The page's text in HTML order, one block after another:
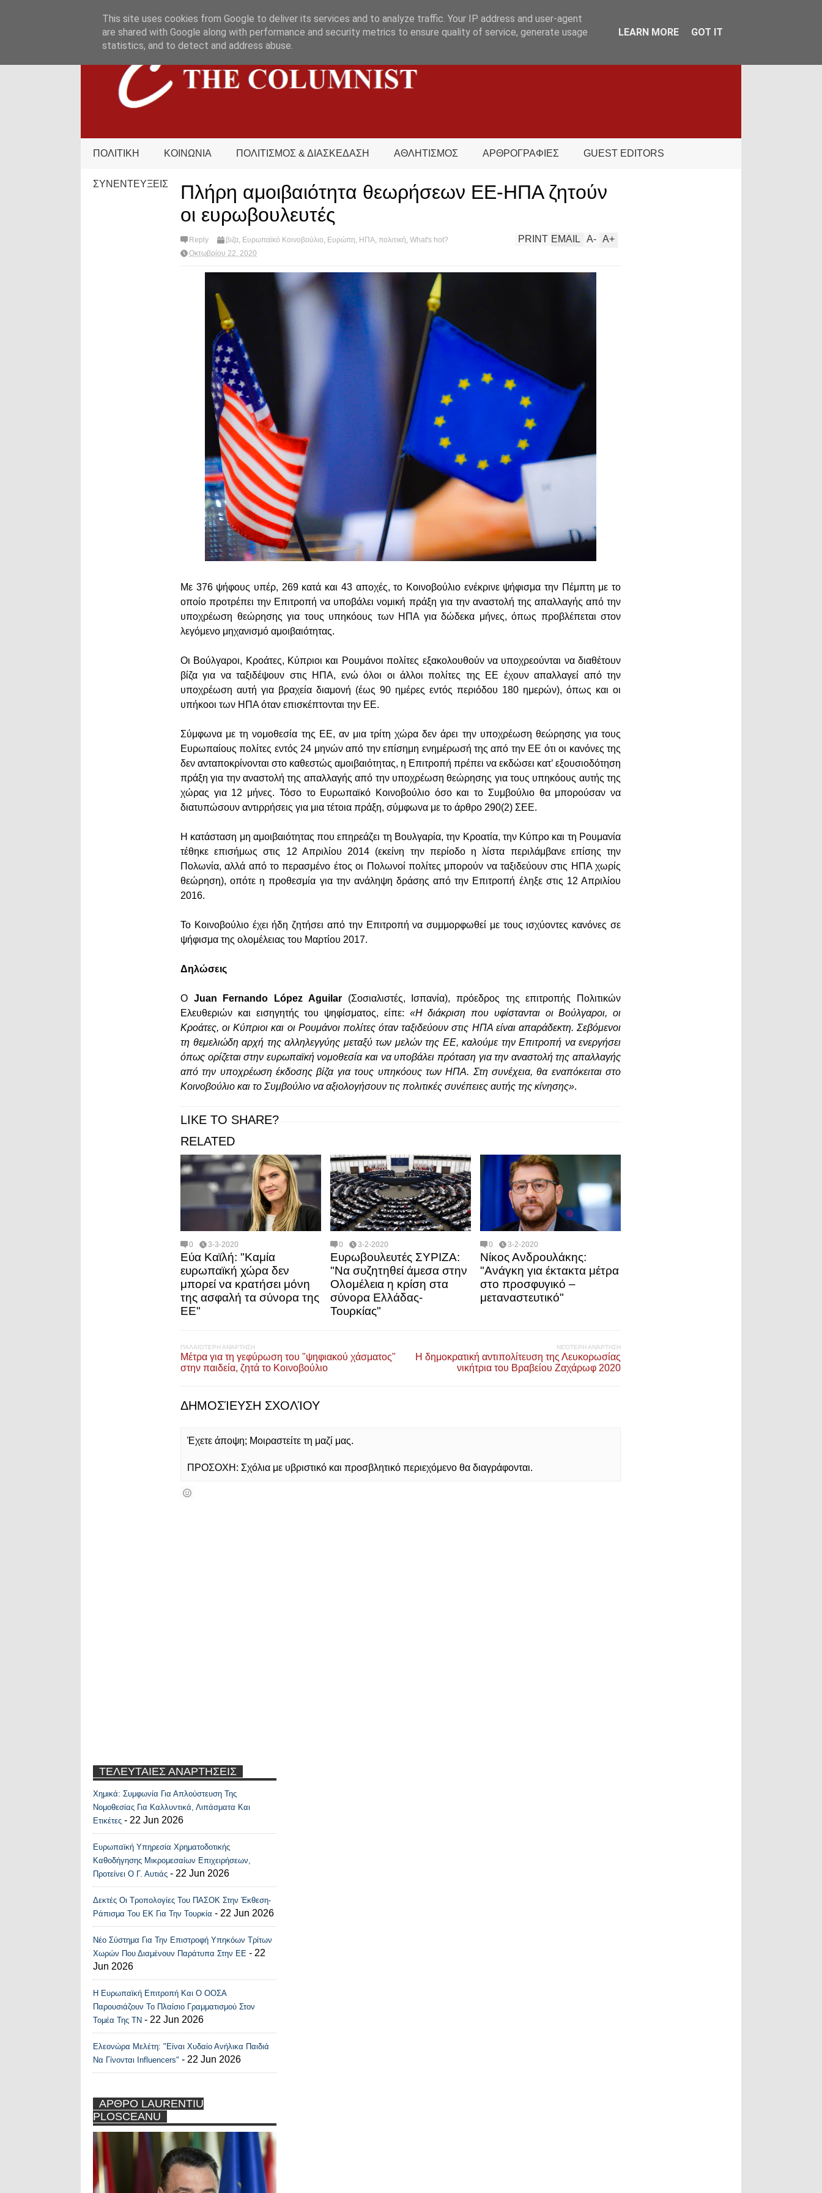
ΠΟΛΙΤΙΚΗ ΚΟΙΝΩΝΙΑ ΠΟΛΙΤΙΣΜΟΣ & ΔΙΑΣΚΕΔΑΣΗ ΑΘΛΗΤΙΣΜΟΣ ΑΡΘΡΟΓΡΑΦΙΕΣ GUEST EDITORS
ΣΥΝΕΝΤΕΥΞΕΙΣ
Πλήρη αμοιβαιότητα θεωρήσεων ΕΕ-ΗΠΑ ζητούν
οι ευρωβουλευτές
Reply βιζα Ευρωπαϊκό Κοινοβούλιο Ευρώπη ΗΠΑ πολιτική What's hot?
Οκτωβρίου 22, 2020
A+
A-
EMAIL
PRINT
Με 376 ψήφους υπέρ, 269 κατά και 43 αποχές, το Κοινοβούλιο ενέκρινε ψήφισμα την Πέμπτη με το
οποίο προτρέπει την Επιτροπή να υποβάλει νομική πράξη για την αναστολή της απαλλαγής από την
υποχρέωση θεώρησης για τους υπηκόους των ΗΠΑ για δώδεκα μήνες, όπως προβλέπεται στον
λεγόμενο μηχανισμό αμοιβαιότητας.
Οι Βούλγαροι, Κροάτες, Κύπριοι και Ρουμάνοι πολίτες εξακολουθούν να υποχρεούνται να διαθέτουν
βίζα για να ταξιδέψουν στις ΗΠΑ, ενώ όλοι οι άλλοι πολίτες της ΕΕ έχουν απαλλαγεί από την
υποχρέωση αυτή για βραχεία διαμονή (έως 90 ημέρες εντός περιόδου 180 ημερών), όπως και οι
υπήκοοι των ΗΠΑ όταν επισκέπτονται την ΕΕ.
Σύμφωνα με τη νομοθεσία της ΕΕ, αν μια τρίτη χώρα δεν άρει την υποχρέωση θεώρησης για τους
Ευρωπαίους πολίτες εντός 24 μηνών από την επίσημη ενημέρωσή της από την ΕΕ ότι οι κανόνες της
δεν ανταποκρίνονται στο καθεστώς αμοιβαιότητας, η Επιτροπή πρέπει να εκδώσει κατ’ εξουσιοδότηση
πράξη για την αναστολή της απαλλαγής από την υποχρέωση θεώρησης για τους υπηκόους αυτής της
χώρας για 12 μήνες. Τόσο το Ευρωπαϊκό Κοινοβούλιο όσο και το Συμβούλιο θα μπορούσαν να
διατυπώσουν αντιρρήσεις για μια τέτοια πράξη, σύμφωνα με το άρθρο 290(2) ΣΕΕ.
Η κατάσταση μη αμοιβαιότητας που επηρεάζει τη Βουλγαρία, την Κροατία, την Κύπρο και τη Ρουμανία
τέθηκε επισήμως στις 12 Απριλίου 2014 (εκείνη την περίοδο η λίστα περιλάμβανε επίσης την
Πολωνία, αλλά από το περασμένο έτος οι Πολωνοί πολίτες μπορούν να ταξιδεύουν στις ΗΠΑ χωρίς
θεώρηση), οπότε η προθεσμία για την ανάληψη δράσης από την Επιτροπή έληξε στις 12 Απριλίου
2016.
Το Κοινοβούλιο έχει ήδη ζητήσει από την Επιτροπή να συμμορφωθεί με τους ισχύοντες κανόνες σε
ψήφισμα της ολομέλειας του Μαρτίου 2017.
Δηλώσεις
Ο Juan Fernando López Aguilar(Σοσιαλιστές, Ισπανία), πρόεδρος της επιτροπής Πολιτικών
Ελευθεριών και εισηγητής του ψηφίσματος, είπε: «Η διάκριση που υφίστανται οι Βούλγαροι, οι
Κροάτες, οι Κύπριοι και οι Ρουμάνοι πολίτες όταν ταξιδεύουν στις ΗΠΑ είναι απαράδεκτη. Σεβόμενοι
τη θεμελιώδη αρχή της αλληλεγγύης μεταξύ των μελών της ΕΕ, καλούμε την Επιτροπή να ενεργήσει
όπως ορίζεται στην ευρωπαϊκή νομοθεσία και να υποβάλει πρόταση για την αναστολή της απαλλαγής
από την υποχρέωση έκδοσης βίζα για τους υπηκόους των ΗΠΑ. Στη συνέχεια, θα εναπόκειται στο
Κοινοβούλιο και το Συμβούλιο να αξιολογήσουν τις πολιτικές συνέπειες αυτής της κίνησης».
LIKE TO SHARE?
RELATED
0 3-3-2020
Εύα Καϊλή: "Καμία
ευρωπαϊκή χώρα δεν
μπορεί να κρατήσει μόνη
της ασφαλή τα σύνορα της
ΕΕ"
0 3-2-2020
Ευρωβουλευτές ΣΥΡΙΖΑ:
"Να συζητηθεί άμεσα στην
Ολομέλεια η κρίση στα
σύνορα Ελλάδας-
Τουρκίας"
0 3-2-2020
Νίκος Ανδρουλάκης:
"Ανάγκη για έκτακτα μέτρα
στο προσφυγικό –
μεταναστευτικό"
ΠΑΛΑΙΌΤΕΡΗ ΑΝΆΡΤΗΣΗ
Μέτρα για τη γεφύρωση του "ψηφιακού χάσματος"
στην παιδεία, ζητά το Κοινοβούλιο
ΝΕΌΤΕΡΗ ΑΝΆΡΤΗΣΗ
Η δημοκρατική αντιπολίτευση της Λευκορωσίας
νικήτρια του Βραβείου Ζαχάρωφ 2020
ΔΗΜΟΣΊΕΥΣΗ ΣΧΟΛΊΟΥ
Έχετε άποψη; Μοιραστείτε τη μαζί μας.
ΠΡΟΣΟΧΗ: Σχόλια με υβριστικό και προσβλητικό περιεχόμενο θα διαγράφονται.
ΤΕΛΕΥΤΑΙΕΣ ΑΝΑΡΤΗΣΕΙΣ
Recent Posts Widget
Χημικά: Συμφωνία Για Απλούστευση Της
Νομοθεσίας Για Καλλυντικά, Λιπάσματα Και
Ετικέτες - 22 Jun 2026
Ευρωπαϊκή Υπηρεσία Χρηματοδοτικής
Καθοδήγησης Μικρομεσαίων Επιχειρήσεων,
Προτείνει Ο Γ. Αυτιάς - 22 Jun 2026
Δεκτές Οι Τροπολογίες Του ΠΑΣΟΚ Στην Έκθεση-
Ράπισμα Του ΕΚ Για Την Τουρκία - 22 Jun 2026
Νέο Σύστημα Για Την Επιστροφή Υπηκόων Τρίτων
Χωρών Που Διαμένουν Παράτυπα Στην ΕΕ - 22
Jun 2026
Η Ευρωπαϊκή Επιτροπή Και Ο ΟΟΣΑ
Παρουσιάζουν Το Πλαίσιο Γραμματισμού Στον
Τομέα Της ΤΝ - 22 Jun 2026
Ελεονώρα Μελέτη: "Είναι Χυδαίο Ανήλικα Παιδιά
Να Γίνονται Influencers" - 22 Jun 2026
ΑΡΘΡΟ LAURENTIU
PLOSCEANU
This site uses cookies from Google to deliver its services and to analyze traffic. Your IP address and user-agent
are shared with Google along with performance and security metrics to ensure quality of service, generate usage
statistics, and to detect and address abuse.
LEARN MORE GOT IT